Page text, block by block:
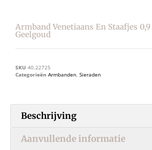
Armband Venetiaans En Staafjes
Geelgoud
SKU 40.22725
Categorieën Armbanden, Sieraden
Beschrijving
Aanvullende informatie